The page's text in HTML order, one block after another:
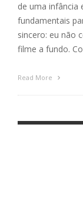
de uma infância
fundamentais
sincero: eu não
filme a fundo.
Read More